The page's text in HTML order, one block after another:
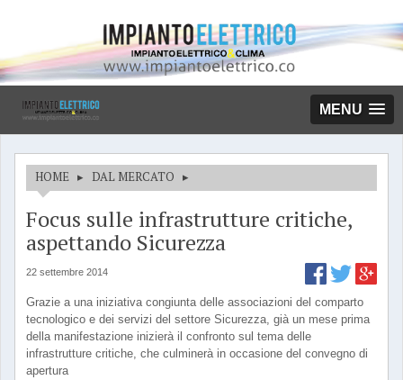
MENU
HOME ▸ DAL MERCATO ▸
Focus sulle infrastrutture critiche,
aspettando Sicurezza
22 settembre 2014
Grazie a una iniziativa congiunta delle associazioni del comparto
tecnologico e dei servizi del settore Sicurezza, già un mese prima
della manifestazione inizierà il confronto sul tema delle
infrastrutture critiche, che culminerà in occasione del convegno di
apertura